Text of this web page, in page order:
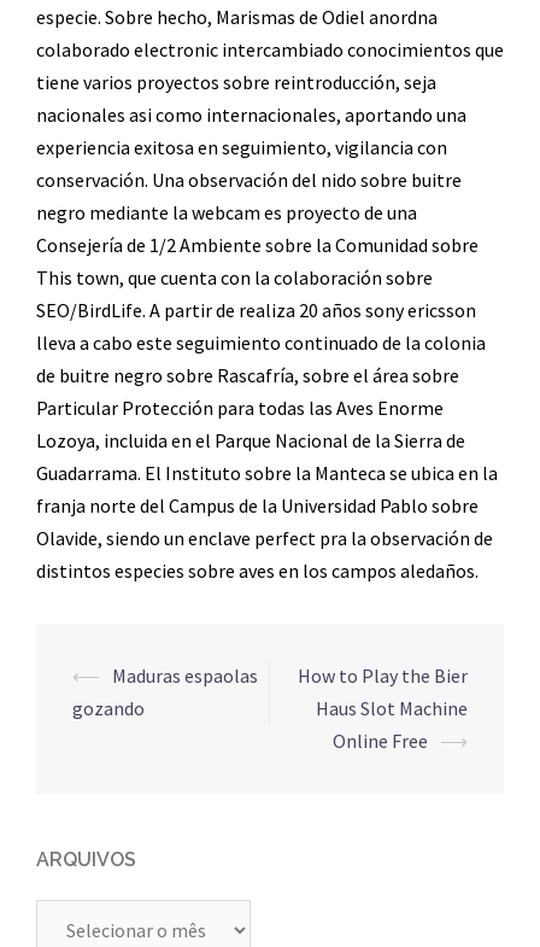
especie. Sobre hecho, Marismas de Odiel anordna
colaborado electronic intercambiado conocimientos que
tiene varios proyectos sobre reintroducción, seja
nacionales asi como internacionales, aportando una
experiencia exitosa en seguimiento, vigilancia con
conservación. Una observación del nido sobre buitre
negro mediante la webcam es proyecto de una
Consejería de 1/2 Ambiente sobre la Comunidad sobre
This town, que cuenta con la colaboración sobre
SEO/BirdLife. A partir de realiza 20 años sony ericsson
lleva a cabo este seguimiento continuado de la colonia
de buitre negro sobre Rascafría, sobre el área sobre
Particular Protección para todas las Aves Enorme
Lozoya, incluida en el Parque Nacional de la Sierra de
Guadarrama. El Instituto sobre la Manteca se ubica en la
franja norte del Campus de la Universidad Pablo sobre
Olavide, siendo un enclave perfect pra la observación de
distintos especies sobre aves en los campos aledaños.
Navegação
de
⟵ Maduras espaolas
gozando
How to Play the Bier
Haus Slot Machine
Online Free ⟶
ARQUIVOS